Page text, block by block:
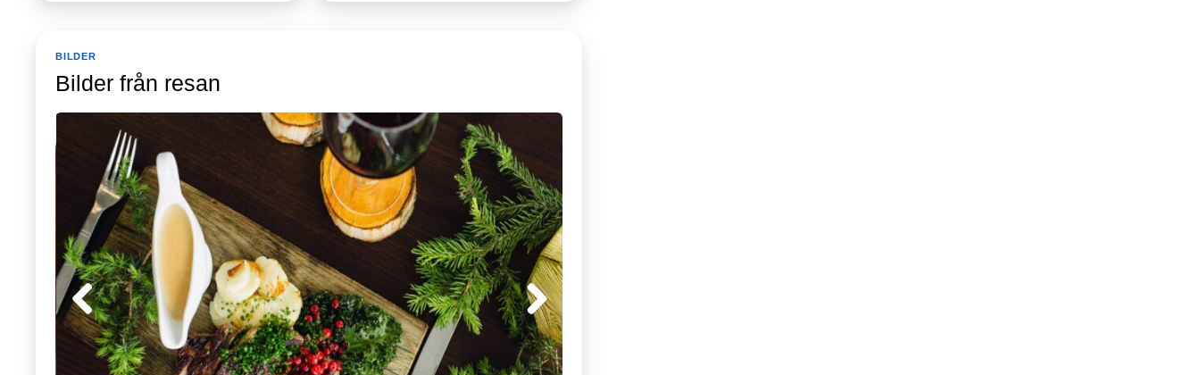
BILDER
Bilder från resan